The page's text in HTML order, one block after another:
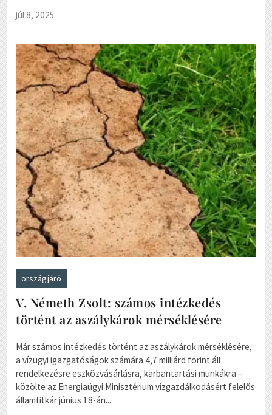
júl 8, 2025
országjáró
V. Németh Zsolt: számos intézkedés
történt az aszálykárok mérséklésére
Már számos intézkedés történt az aszálykárok mérséklésére,
a vízügyi igazgatóságok számára 4,7 milliárd forint áll
rendelkezésre eszközvásárlásra, karbantartási munkákra –
közölte az Energiaügyi Minisztérium vízgazdálkodásért felelős
államtitkár június 18-án...